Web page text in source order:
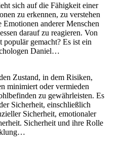
sich auf die Fähigkeit einer
zu erkennen, zu verstehen
anderer Menschen
darauf zu reagieren. Von
gemacht? Es ist ein
Daniel…
Zustand, in dem Risiken,
minimiert oder vermieden
zu gewährleisten. Es
Sicherheit, einschließlich
Sicherheit, emotionaler
Sicherheit und ihre Rolle